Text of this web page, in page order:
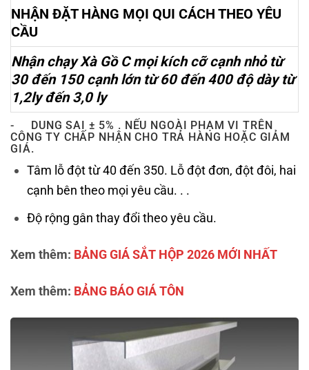
NHẬN ĐẶT HÀNG MỌI QUI CÁCH THEO YÊU
CẦU
Nhận chạy Xà Gồ C mọi kích cỡ cạnh nhỏ từ
30 đến 150 cạnh lớn từ 60 đến 400 độ dày từ
1,2ly đến 3,0 ly
- DUNG SAI ± 5% . NẾU NGOÀI PHẠM VI TRÊN
CÔNG TY CHẤP NHẬN CHO TRẢ HÀNG HOẶC GIẢM
GIÁ.
Tâm lỗ đột từ 40 đến 350. Lỗ đột đơn, đột đôi, hai
cạnh bên theo mọi yêu cầu. . .
Độ rộng gân thay đổi theo yêu cầu.
Xem thêm: BẢNG GIÁ SẮT HỘP 2026 MỚI NHẤT
Xem thêm: BẢNG BÁO GIÁ TÔN